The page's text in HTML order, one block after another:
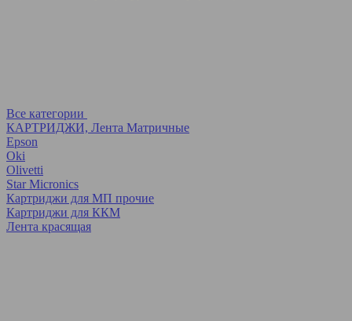
Все категории
КАРТРИДЖИ, Лента Матричные
Epson
Oki
Olivetti
Star Micronics
Картриджи для МП прочие
Картриджи для ККМ
Лента красящая